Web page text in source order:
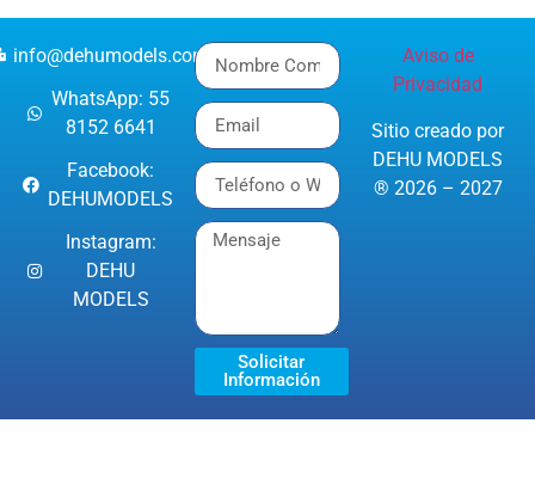
info@dehumodels.com
WhatsApp: 55
8152 6641
Facebook:
DEHUMODELS
Instagram:
DEHU
MODELS
Solicitar
Información
Aviso de
Privacidad
Sitio creado por
DEHU MODELS
® 2026 – 2027